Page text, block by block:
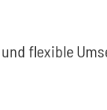
flexible